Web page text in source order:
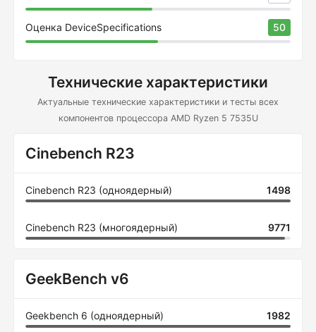
Оценка DeviceSpecifications 50
Технические характеристики
Актуальные технические характеристики и тесты всех
компонентов процессора AMD Ryzen 5 7535U
Cinebench R23
Cinebench R23 (одноядерный) 1498
Cinebench R23 (многоядерный) 9771
GeekBench v6
Geekbench 6 (одноядерный) 1982